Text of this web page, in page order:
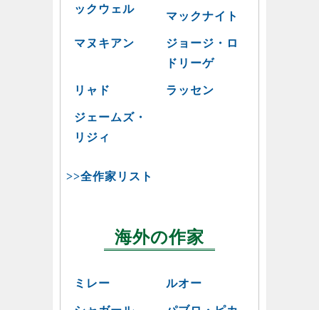
ックウェル
マックナイト
マヌキアン
ジョージ・ロ
ドリーゲ
リャド ラッセン
ジェームズ・
リジィ
>>全作家リスト
海外の作家
ミレー ルオー